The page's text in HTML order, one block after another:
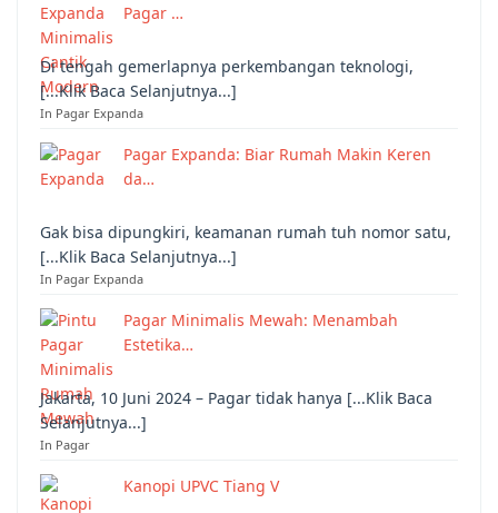
Pagar …
Di tengah gemerlapnya perkembangan teknologi,
[...Klik Baca Selanjutnya...]
In Pagar Expanda
Pagar Expanda: Biar Rumah Makin Keren
da…
Gak bisa dipungkiri, keamanan rumah tuh nomor satu,
[...Klik Baca Selanjutnya...]
In Pagar Expanda
Pagar Minimalis Mewah: Menambah
Estetika…
Jakarta, 10 Juni 2024 – Pagar tidak hanya [...Klik Baca
Selanjutnya...]
In Pagar
Kanopi UPVC Tiang V